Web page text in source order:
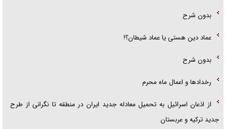
بدون شرح
عماد دین هستی یا عماد شیطان؟!
بدون شرح
رخداد‌ها و اعمال ماه محرم
از اذعان اسرائیل به تحمیل معادله جدید ایران در منطقه تا نگرانی از طرح
جدید ترکیه و عربستان